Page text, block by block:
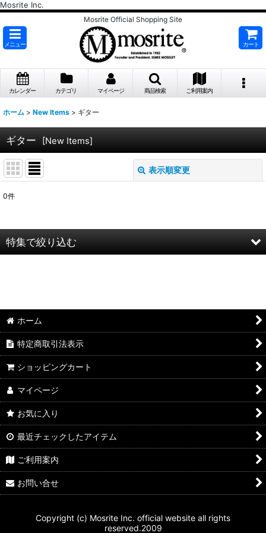
Mosrite Inc.
Mosrite Official Shopping Site
メニュー カート
カレンダー カテゴリ マイページ 商品検索 ご利用案内
ホーム > New Items > ギター
ギター [New Items]
表示順変更
表示数
並び順 :
0件
特集で絞り込む
mosrie cafe
CD/DVD
ライブチケット
ファッション
ホーム
特定商取引法表示
ショッピングカート
マイページ
お気に入り
最近チェックしたアイテム
ご利用案内
お問い合せ
Copyright (c) Mosrite Inc. official website all rights
reserved.2009